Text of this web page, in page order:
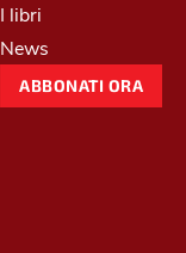
I libri
News
ABBONATI ORA